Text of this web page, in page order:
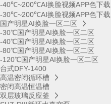
-40℃~200℃AI换脸视频APP色下载
-30℃~200℃AI换脸视频APP色下载
国产明星AI换脸一区二区
-30℃国产明星AI换脸一区二区
-40℃国产明星AI换脸一区二区
-80℃国产明星AI换脸一区二区
-120℃国产明星AI换脸一区二区
台式DFY-1400
高温密闭循环槽
密闭高温恒温槽
双层玻璃反应釜